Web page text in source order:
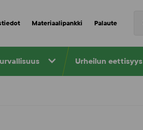
Materiaalipankki Palaute
Urheilun eettisyys